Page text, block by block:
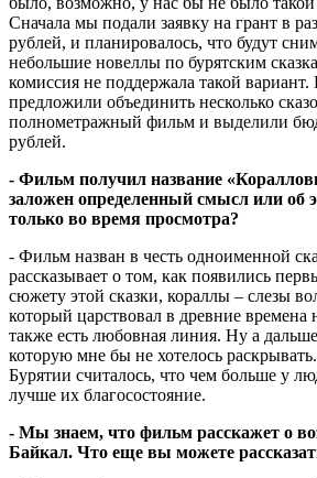
Сначала мы подали заявку на грант в
рублей, и планировалось, что будут
небольшие новеллы по бурятским
комиссия не поддержала такой
предложили объединить несколько
полнометражный фильм и выделили
рублей.
- Фильм получил название
заложен определенный смысл или об
только во время просмотра?
- Фильм назван в честь одноименной
рассказывает о том, как появились
сюжету этой сказки, кораллы – слезы
который царствовал в древние времена
также есть любовная линия. Ну а
которую мне бы не хотелось
Бурятии считалось, что чем больше у
лучше их благосостояние.
- Мы знаем, что фильм расскажет о
Байкал. Что еще вы можете